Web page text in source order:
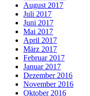
August 2017
Juli 2017
Juni 2017
Mai 2017
April 2017
März 2017
Februar 2017
Januar 2017
Dezember 2016
November 2016
Oktober 2016